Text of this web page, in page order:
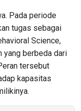
Pada periode
tugas sebagai
Science,
yang berbeda dari
tersebut
kapasitas